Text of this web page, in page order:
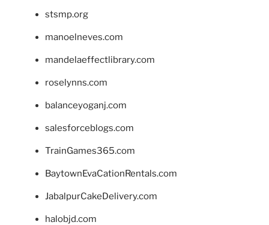
stsmp.org
manoelneves.com
mandelaeffectlibrary.com
roselynns.com
balanceyoganj.com
salesforceblogs.com
TrainGames365.com
BaytownEvaCationRentals.com
JabalpurCakeDelivery.com
halobjd.com